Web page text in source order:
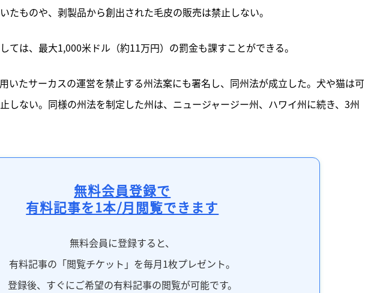
たものや、剥製品から創出された毛皮の販売は禁止しない。
ては、最大1,000米ドル（約11万円）の罰金も課すことができる。
いたサーカスの運営を禁止する州法案にも署名し、同州法が成立した。犬や猫は可
しない。同様の州法を制定した州は、ニュージャージー州、ハワイ州に続き、3州
無料会員登録で
有料記事を1本/月閲覧できます
無料会員に登録すると、
有料記事の「閲覧チケット」を毎月1枚プレゼント。
登録後、すぐにご希望の有料記事の閲覧が可能です。